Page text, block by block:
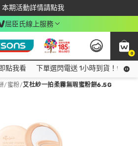
本期活動詳情請點我
下載app最高回饋$350
屈臣氏線上服務
0
看
點我看 下單選閃電送 1小時到貨！領神
/蜜粉/艾杜紗一拍柔霧無瑕蜜粉餅6.5G